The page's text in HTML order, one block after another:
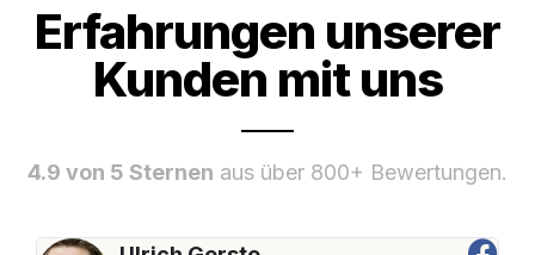
Erfahrungen unserer
Kunden mit uns
4.9 von 5 Sternen aus über 800+ Bewertungen.